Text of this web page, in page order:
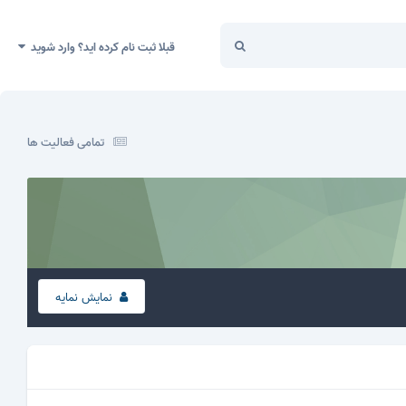
قبلا ثبت نام کرده اید؟ وارد شوید
تمامی فعالیت ها
نمایش نمایه